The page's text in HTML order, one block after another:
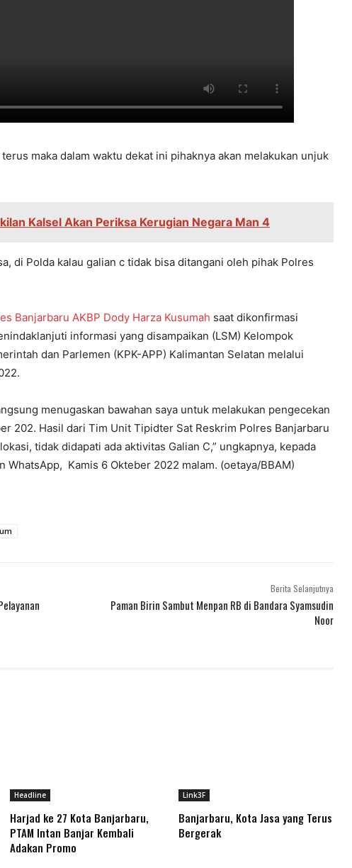
maka dalam waktu dekat ini pihaknya akan melakukan unjuk
Kalsel Akan Periksa Kerugian Negara Man 4
di Polda kalau galian c tidak bisa ditangani oleh pihak Polres
Banjarbaru AKBP Dody Harza Kusumah saat dikonfirmasi
informasi yang disampaikan (LSM) Kelompok
dan Parlemen (KPK-APP) Kalimantan Selatan melalui
menugaskan bawahan saya untuk melakukan pengecekan
202. Hasil dari Tim Unit Tipidter Sat Reskrim Polres Banjarbaru
tidak didapati ada aktivitas Galian C,” ungkapnya, kepada
WhatsApp, Kamis 6 Okteber 2022 malam. (oetaya/BBAM)
Berita Selanjutnya
Paman Birin Sambut Menpan RB di Bandara Syamsudin
Noor
Headline
Harjad ke 27 Kota Banjarbaru,
PTAM Intan Banjar Kembali
Adakan Promo
Link3F
Banjarbaru, Kota Jasa yang Terus
Bergerak